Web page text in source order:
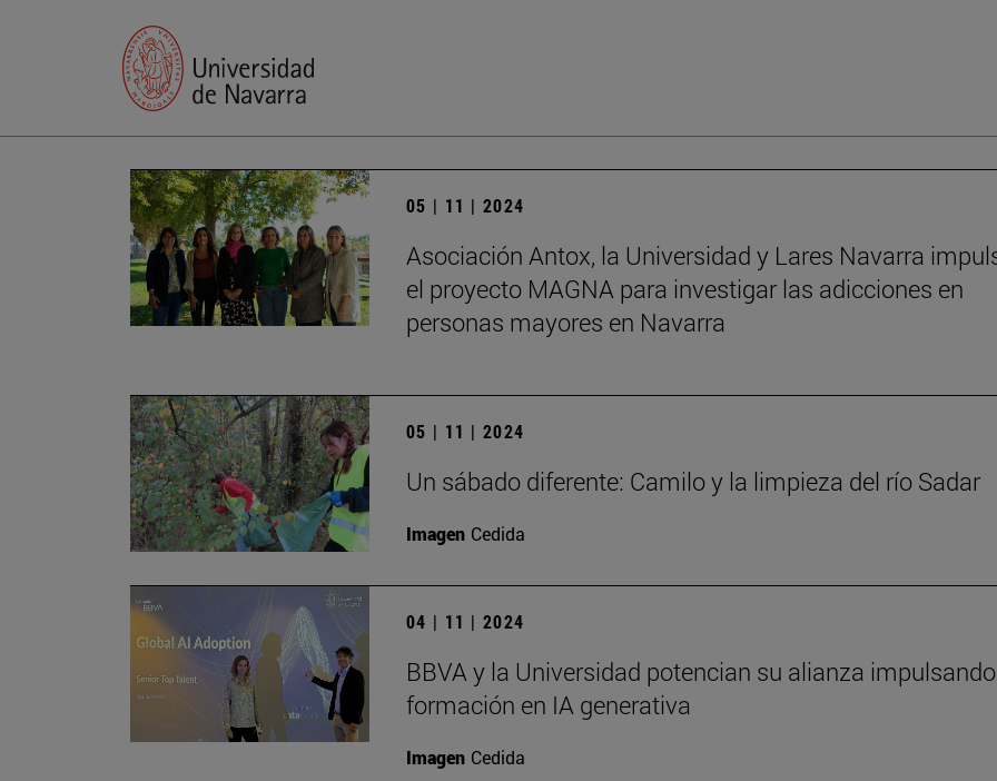
05 | 11 | 2024
Asociación Antox, la Universidad y Lares Navarra
el proyecto MAGNA para investigar las adicciones en
personas mayores en Navarra
05 | 11 | 2024
Un sábado diferente: Camilo y la limpieza del río Sadar
Imagen Cedida
04 | 11 | 2024
BBVA y la Universidad potencian su alianza
formación en IA generativa
Imagen Cedida